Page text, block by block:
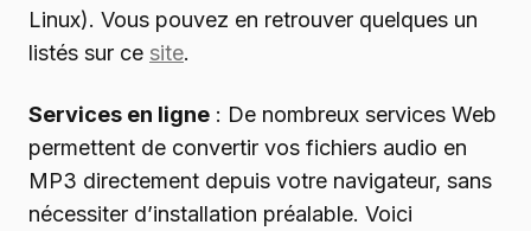
Linux). Vous pouvez en retrouver quelques un
listés sur ce site.
Services en ligne : De nombreux services Web
permettent de convertir vos fichiers audio en
MP3 directement depuis votre navigateur, sans
nécessiter d’installation préalable. Voici